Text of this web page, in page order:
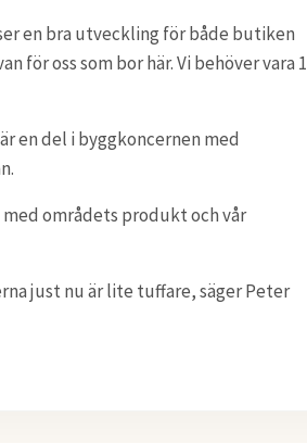
en bra utveckling för både butiken
för oss som bor här. Vi behöver vara 1
en del i byggkoncernen med
områdets produkt och vår
just nu är lite tuffare, säger Peter